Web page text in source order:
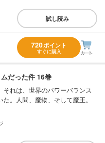
試し読み
720ポイント
すぐに購入
だった件 16巻
それは、世界のパワーバランス
。人間、魔物、そして魔王。